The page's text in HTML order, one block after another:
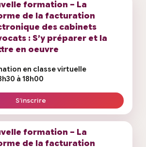
formation – La
de la facturation
des cabinets
: S’y préparer et la
en oeuvre
en classe virtuelle
à 18h00
S’inscrire
formation – La
de la facturation